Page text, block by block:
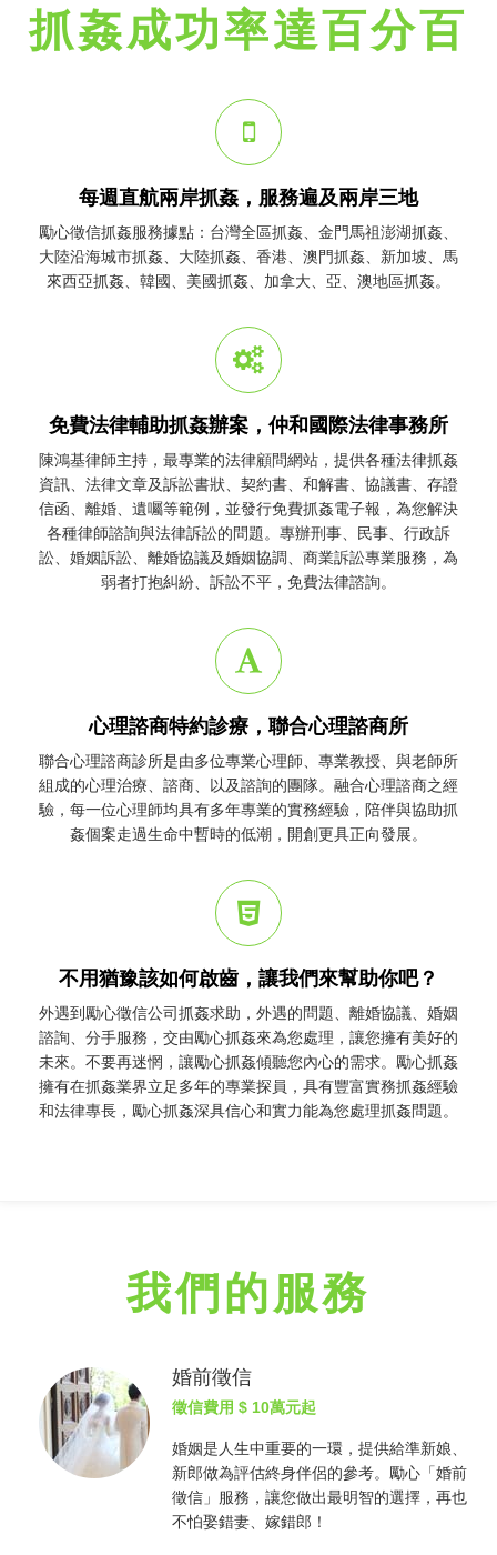
抓姦成功率達百分百
每週直航兩岸抓姦，服務遍及兩岸三地
勵心徵信抓姦服務據點：台灣全區抓姦、金門馬祖澎湖抓姦、
大陸沿海城市抓姦、大陸抓姦、香港、澳門抓姦、新加坡、馬
來西亞抓姦、韓國、美國抓姦、加拿大、亞、澳地區抓姦。
免費法律輔助抓姦辦案，仲和國際法律事務所
陳鴻基律師主持，最專業的法律顧問網站，提供各種法律抓姦
資訊、法律文章及訴訟書狀、契約書、和解書、協議書、存證
信函、離婚、遺囑等範例，並發行免費抓姦電子報，為您解決
各種律師諮詢與法律訴訟的問題。專辦刑事、民事、行政訴
訟、婚姻訴訟、離婚協議及婚姻協調、商業訴訟專業服務，為
弱者打抱糾紛、訴訟不平，免費法律諮詢。
心理諮商特約診療，聯合心理諮商所
聯合心理諮商診所是由多位專業心理師、專業教授、與老師所
組成的心理治療、諮商、以及諮詢的團隊。融合心理諮商之經
驗，每一位心理師均具有多年專業的實務經驗，陪伴與協助抓
姦個案走過生命中暫時的低潮，開創更具正向發展。
不用猶豫該如何啟齒，讓我們來幫助你吧？
外遇到勵心徵信公司抓姦求助，外遇的問題、離婚協議、婚姻
諮詢、分手服務，交由勵心抓姦來為您處理，讓您擁有美好的
未來。不要再迷惘，讓勵心抓姦傾聽您內心的需求。勵心抓姦
擁有在抓姦業界立足多年的專業探員，具有豐富實務抓姦經驗
和法律專長，勵心抓姦深具信心和實力能為您處理抓姦問題。
我們的服務
婚前徵信
徵信費用 $ 10萬元起
婚姻是人生中重要的一環，提供給準新娘、
新郎做為評估終身伴侶的參考。勵心「婚前
徵信 」服務，讓您做出最明智的選擇，再也
不怕娶錯妻、嫁錯郎！